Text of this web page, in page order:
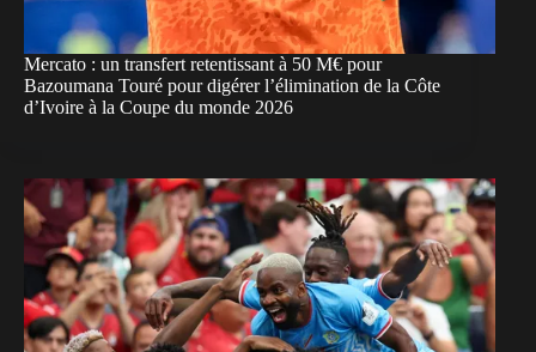
Mercato : un transfert retentissant à 50 M€ pour
Bazoumana Touré pour digérer l’élimination de la Côte
d’Ivoire à la Coupe du monde 2026